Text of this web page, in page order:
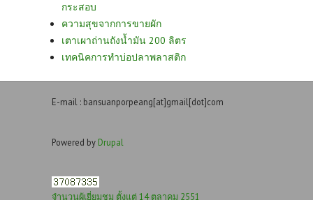
กระสอบ
ความสุขจากการขายผัก
เตาเผาถ่านถังน้ำมัน 200 ลิตร
เทคนิคการทำบ่อปลาพลาสติก
E-mail : bansuanporpeang[at]gmail[dot]com
Powered by Drupal
จำนวนผู้เยี่ยมชม ตั้งแต่ 14 ตุลาคม 2551